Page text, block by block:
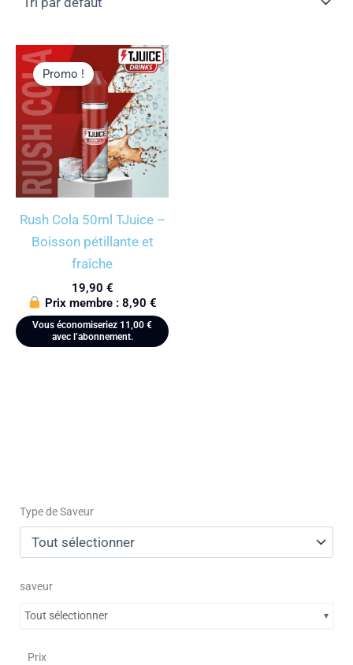
Type de Saveur
saveur
Tout sélectionner
Prix
Promo !
Rush Cola 50ml TJuice –
Boisson pétillante et
fraîche
19,90 €
Prix membre : 8,90 €
Vous économiseriez 11,00 €
avec l’abonnement.